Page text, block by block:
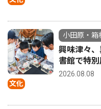
文化
小田原・箱
興味津々
書館で特別
2026.08.08